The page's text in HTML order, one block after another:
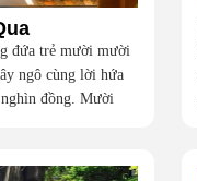
đứa trẻ mười mười
ngô cùng lời hứa
đồng. Mười